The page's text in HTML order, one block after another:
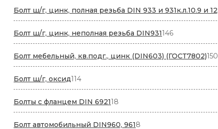
Болт ш/г, цинк, полная резьба DIN 933 и 931к.л.10.9 и
Болт ш/г, цинк, неполная резьба DIN931146146
товаров
Болт мебельный, кв.подг., цинк (DIN603) (ГОСТ7802)150
Болт ш/г, оксид114114
товаров
Болты с фланцем DIN 692118
товаров
Болт автомобильный DIN960, 9618